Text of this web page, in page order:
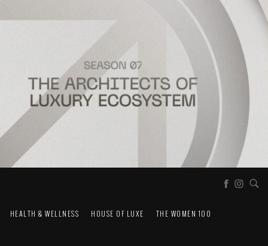
HEALTH & WELLNESS HOUSE OF LUXE THE WOMEN 100